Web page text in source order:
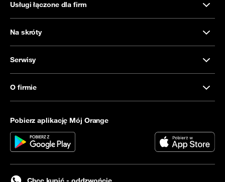
Usługi łączone dla firm
Na skróty
Serwisy
O firmie
Pobierz aplikację Mój Orange